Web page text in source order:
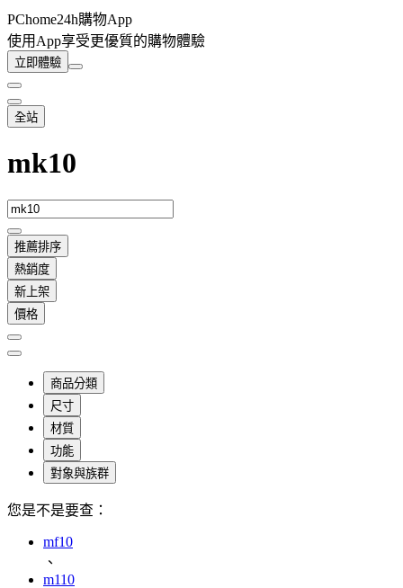
PChome24h購物App
使用App享受更優質的購物體驗
立即體驗
全站
mk10
推薦排序
熱銷度
新上架
價格
商品分類
尺寸
材質
功能
對象與族群
您是不是要查：
mf10
、
m110